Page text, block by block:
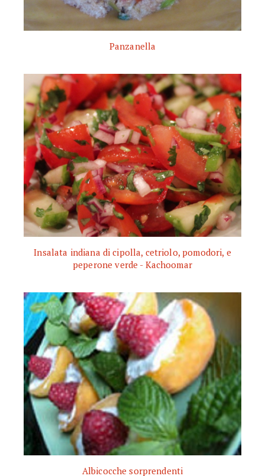
Panzanella
Insalata indiana di cipolla, cetriolo, pomodori, e
peperone verde - Kachoomar
Albicocche sorprendenti